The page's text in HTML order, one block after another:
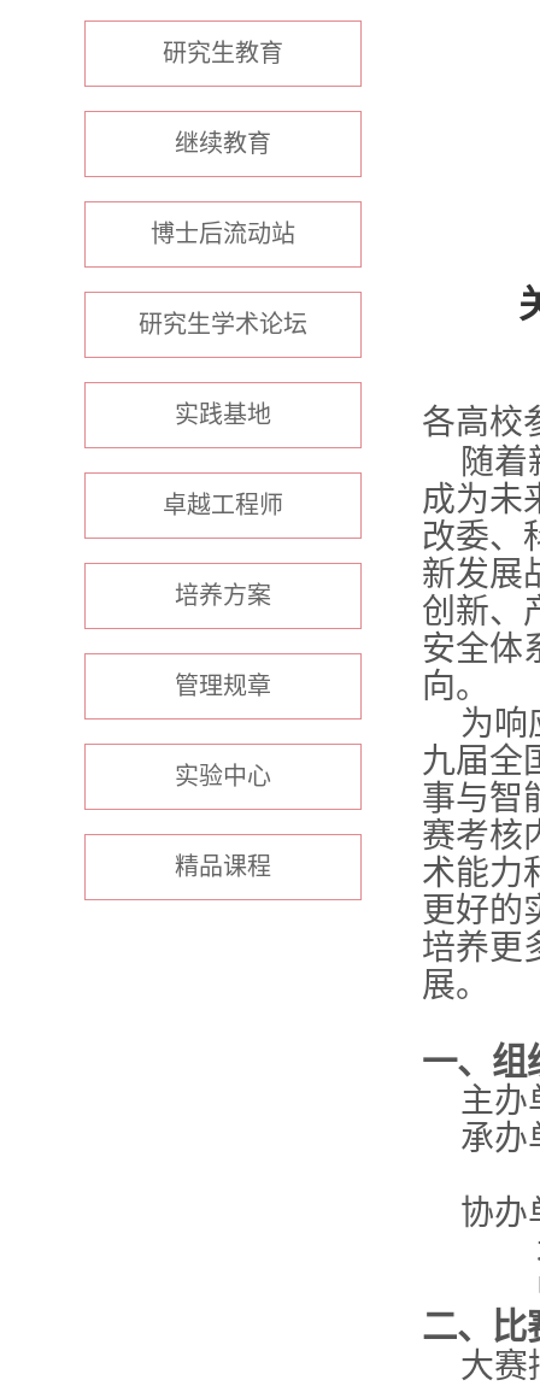
研究生教育
继续教育
博士后流动站
研究生学术论坛
实践基地
卓越工程师
培养方案
管理规章
实验中心
精品课程
各高校
随
成为未
改委、
新发展
创新、
安全体
向。
为响
九届全
事与智
赛考核
术能力
更好的
培养更
展。
一、组
主办
承办
协办
二、比
大赛